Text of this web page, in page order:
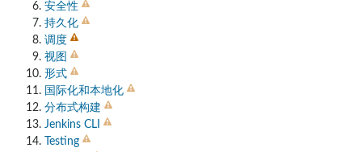
安全性
持久化
调度
视图
形式
国际化和本地化
分布式构建
Jenkins CLI
Testing